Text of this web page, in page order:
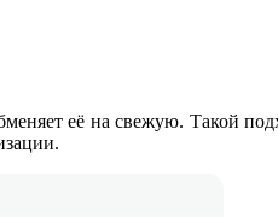
её на свежую. Такой